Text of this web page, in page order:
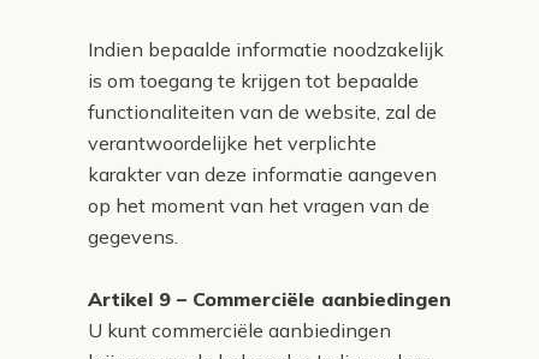
Indien bepaalde informatie noodzakelijk
is om toegang te krijgen tot bepaalde
functionaliteiten van de website, zal de
verantwoordelijke het verplichte
karakter van deze informatie aangeven
op het moment van het vragen van de
gegevens.
Artikel 9 – Commerciële aanbiedingen
U kunt commerciële aanbiedingen